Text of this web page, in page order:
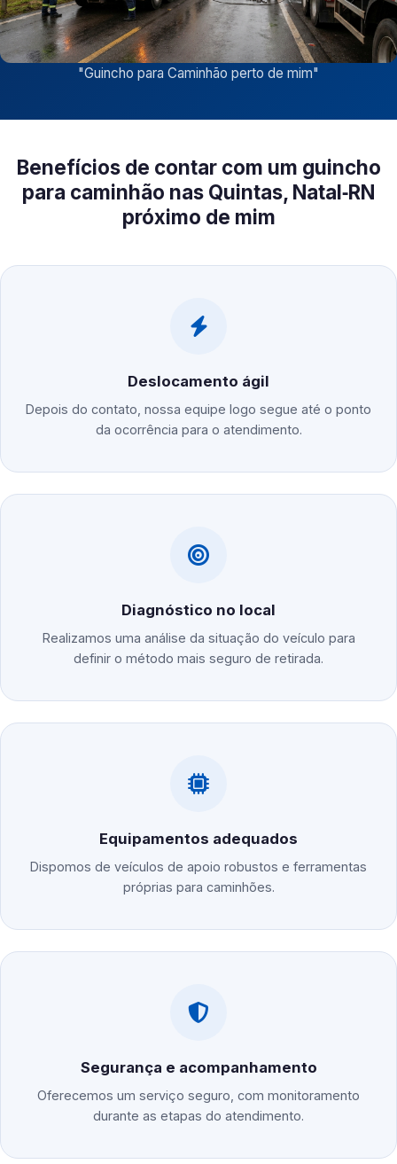
"Guincho para Caminhão perto de mim"
Benefícios de contar com um guincho
para caminhão nas Quintas, Natal‑RN
próximo de mim
Deslocamento ágil
Depois do contato, nossa equipe logo segue até o ponto
da ocorrência para o atendimento.
Diagnóstico no local
Realizamos uma análise da situação do veículo para
definir o método mais seguro de retirada.
Equipamentos adequados
Dispomos de veículos de apoio robustos e ferramentas
próprias para caminhões.
Segurança e acompanhamento
Oferecemos um serviço seguro, com monitoramento
durante as etapas do atendimento.